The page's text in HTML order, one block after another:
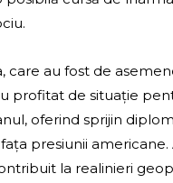
care au fost de
profitat de situație
oferind sprijin
presiunii americane.
la realinieri